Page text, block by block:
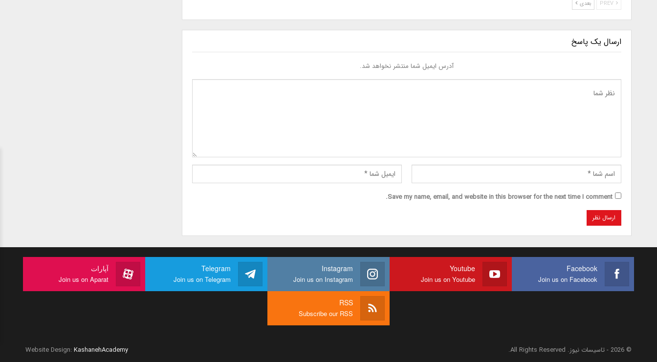
بعدی
ارسال یک پاسخ
آدرس ایمیل شما منتشر نخواهد شد.
Save my name, email, and website in this browser for the next time I comment.
Facebook
Join us on Facebook
Youtube
Join us on Youtube
Instagram
Join us on Instagram
Telegram
Join us on Telegram
آپارات
Join us on Aparat
RSS
Subscribe our RSS
© 2026 - تاسیسات نیوز. All Rights Reserved. Website Design:KashanehAcademy